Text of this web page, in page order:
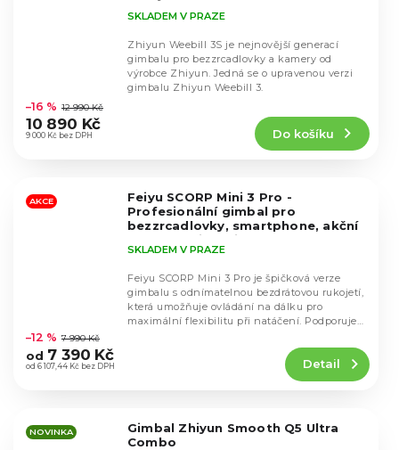
hodnocení
produktu
je
hvězdiček.
SKLADEM V PRAZE
9 000 Kč bez DPH
–16 % 12 990 Kč
10 890 Kč
Do košíku
Zhiyun Weebill 3S je nejnovější generací
gimbalu pro bezzrcadlovky a kamery od
výrobce Zhiyun. Jedná se o upravenou verzi
gimbalu Zhiyun Weebill 3.
AKCE
Feiyu SCORP Mini 3 Pro -
Profesionální gimbal pro
bezzrcadlovky, smartphone, akční
Nejnovější model 2026 -
Ideální pro menší fotoaparáty a
hodnocení
produktu
je
hvězdiček.
SKLADEM V PRAZE
od 6 107,44 Kč bez DPH
–12 % 7 990 Kč
od 7 390 Kč Detail
Feiyu SCORP Mini 3 Pro je špičková verze
gimbalu s odnímatelnou bezdrátovou rukojetí,
která umožňuje ovládání na dálku pro
maximální flexibilitu při natáčení. Podporuje
NOVINKA
Gimbal Zhiyun Smooth Q5 Ultra
Combo